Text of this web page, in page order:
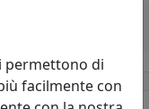
permettono di
facilmente con